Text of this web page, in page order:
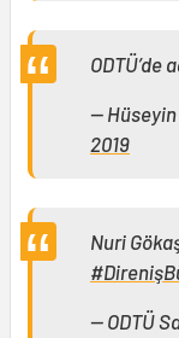
ODTÜ’de
—
2019
Nuri
— ODTÜ